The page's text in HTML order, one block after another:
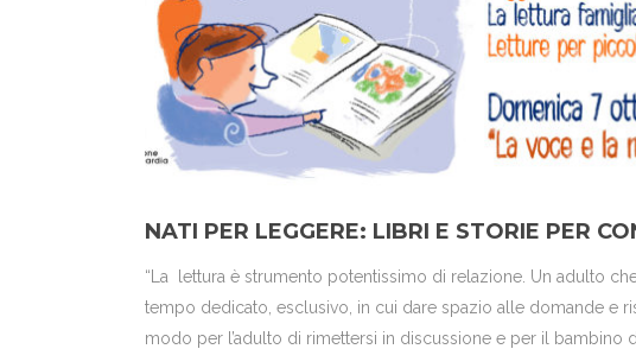
NATI PER LEGGERE: LIBRI E STORIE PER
“La lettura è strumento potentissimo di relazione. Un adulto
tempo dedicato, esclusivo, in cui dare spazio alle domande e
modo per l’adulto di rimettersi in discussione e per il bambino